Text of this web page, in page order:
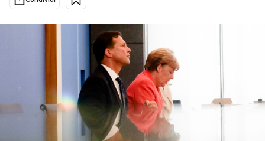
Mondiali calcio 2026
PODCAST